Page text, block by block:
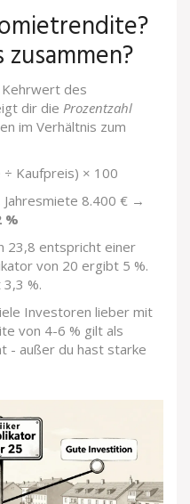
des
dir die Prozentzahl
im Verhältnis zum
Kaufpreis) × 100
Jahresmiete 8.400 € →
%
23,8 entspricht einer
von 20 ergibt 5 %.
%.
Investoren lieber mit
von 4-6 % gilt als
- außer du hast starke